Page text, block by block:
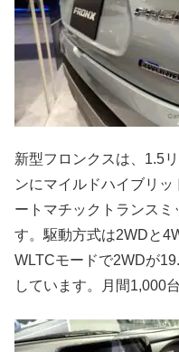
新型フロンクスは、1.5
ンにマイルドハイブリ
ートマチックトランスミ
す。駆動方式は2WDと
WLTCモードで2WDが
しています。月間1,000